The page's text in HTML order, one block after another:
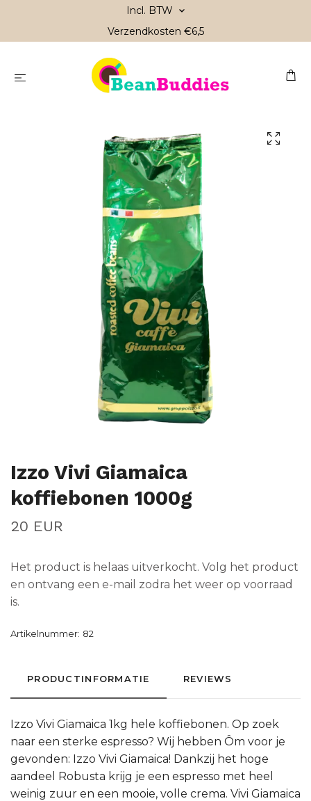
Incl. BTW
Verzendkosten €6,5
Izzo Vivi Giamaica
koffiebonen 1000g
20 EUR
Het product is helaas uitverkocht. Volg het product
en ontvang een e-mail zodra het weer op voorraad
is.
Artikelnummer: 82
PRODUCTINFORMATIE REVIEWS
Izzo Vivi Giamaica 1kg hele koffiebonen. Op zoek
naar een sterke espresso? Wij hebben Ôm voor je
gevonden: Izzo Vivi Giamaica! Dankzij het hoge
aandeel Robusta krijg je een espresso met heel
weinig zuur en een mooie, volle crema. Vivi Giamaica